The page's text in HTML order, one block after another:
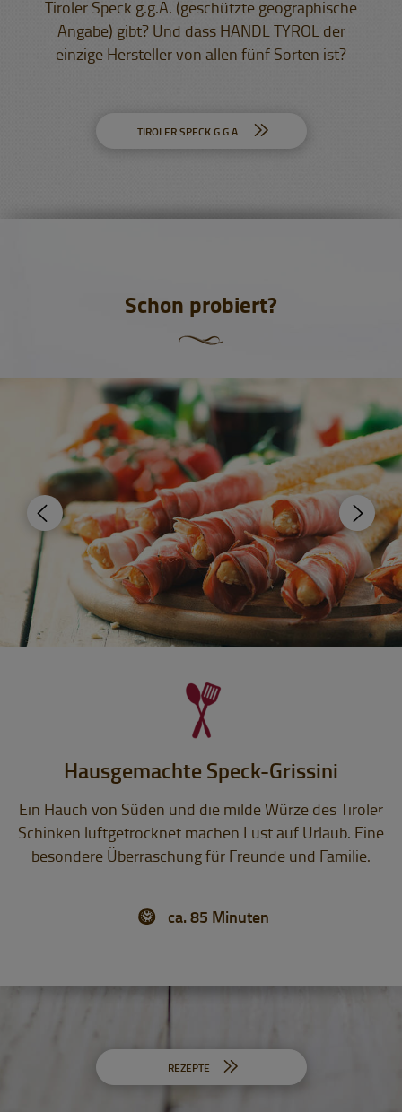
Tiroler Speck g.g.A. (geschützte geographische
Angabe) gibt? Und dass HANDL TYROL der
einzige Hersteller von allen fünf Sorten ist?
TIROLER SPECK G.G.A.
Schon probiert?
Hausgemachte Speck-Grissini
Ein Hauch von Süden und die milde Würze des Tiroler
Schinken luftgetrocknet machen Lust auf Urlaub. Eine
besondere Überraschung für Freunde und Familie.
ca. 85 Minuten
REZEPTE